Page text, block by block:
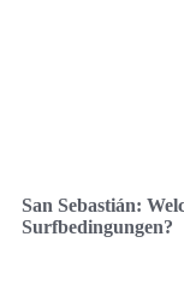
San Sebastián:
Surfbedingungen?